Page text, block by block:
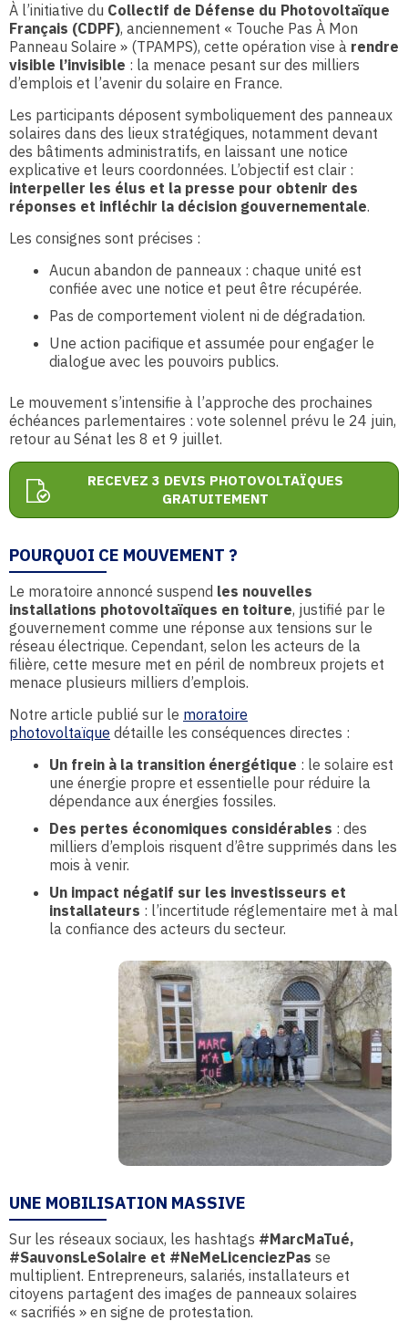
À l’initiative du Collectif de Défense du Photovoltaïque
Français (CDPF), anciennement « Touche Pas À Mon
Panneau Solaire » (TPAMPS), cette opération vise à rendre
visible l’invisible : la menace pesant sur des milliers
d’emplois et l’avenir du solaire en France.
Les participants déposent symboliquement des panneaux
solaires dans des lieux stratégiques, notamment devant
des bâtiments administratifs, en laissant une notice
explicative et leurs coordonnées. L’objectif est clair :
interpeller les élus et la presse pour obtenir des
réponses et infléchir la décision gouvernementale.
Les consignes sont précises :
Aucun abandon de panneaux : chaque unité est
confiée avec une notice et peut être récupérée.
Pas de comportement violent ni de dégradation.
Une action pacifique et assumée pour engager le
dialogue avec les pouvoirs publics.
Le mouvement s’intensifie à l’approche des prochaines
échéances parlementaires : vote solennel prévu le 24 juin,
retour au Sénat les 8 et 9 juillet.
RECEVEZ 3 DEVIS PHOTOVOLTAÏQUES
GRATUITEMENT
POURQUOI CE MOUVEMENT ?
Le moratoire annoncé suspend les nouvelles
installations photovoltaïques en toiture, justifié par le
gouvernement comme une réponse aux tensions sur le
réseau électrique. Cependant, selon les acteurs de la
filière, cette mesure met en péril de nombreux projets et
menace plusieurs milliers d’emplois.
Notre article publié sur le moratoire
photovoltaïque détaille les conséquences directes :
Un frein à la transition énergétique : le solaire est
une énergie propre et essentielle pour réduire la
dépendance aux énergies fossiles.
Des pertes économiques considérables : des
milliers d’emplois risquent d’être supprimés dans les
mois à venir.
Un impact négatif sur les investisseurs et
installateurs : l’incertitude réglementaire met à mal
la confiance des acteurs du secteur.
UNE MOBILISATION MASSIVE
Sur les réseaux sociaux, les hashtags #MarcMaTué,
#SauvonsLeSolaire et #NeMeLicenciezPas se
multiplient. Entrepreneurs, salariés, installateurs et
citoyens partagent des images de panneaux solaires
« sacrifiés » en signe de protestation.